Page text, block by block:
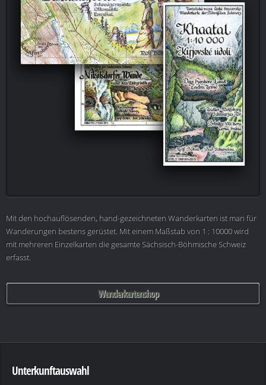
Mit den hochauflösenden, hand-gezeichneten Wanderkarten ist man für
Wanderungen bestens gerüstet. Mit einem Maßstab von 1 : 10000 wird
mit mehreren Einzelkarten die gesamte Sächsisch-Böhmische Schweiz
erfasst.
Wanderkartenshop
Unterkunftauswahl